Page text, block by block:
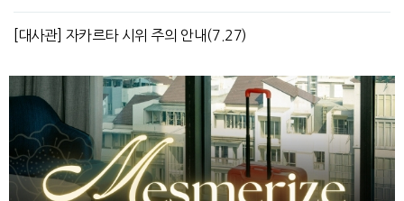
[대사관] 자카르타 시위 주의 안내(7.27)